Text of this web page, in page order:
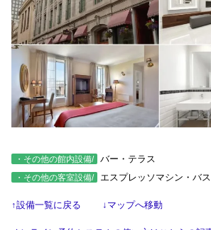
・その他の館内設備/ バー・テラス
・その他の客室設備/ エスプレッソマシン・バ
↑設備一覧に戻る ↓マップへ移動